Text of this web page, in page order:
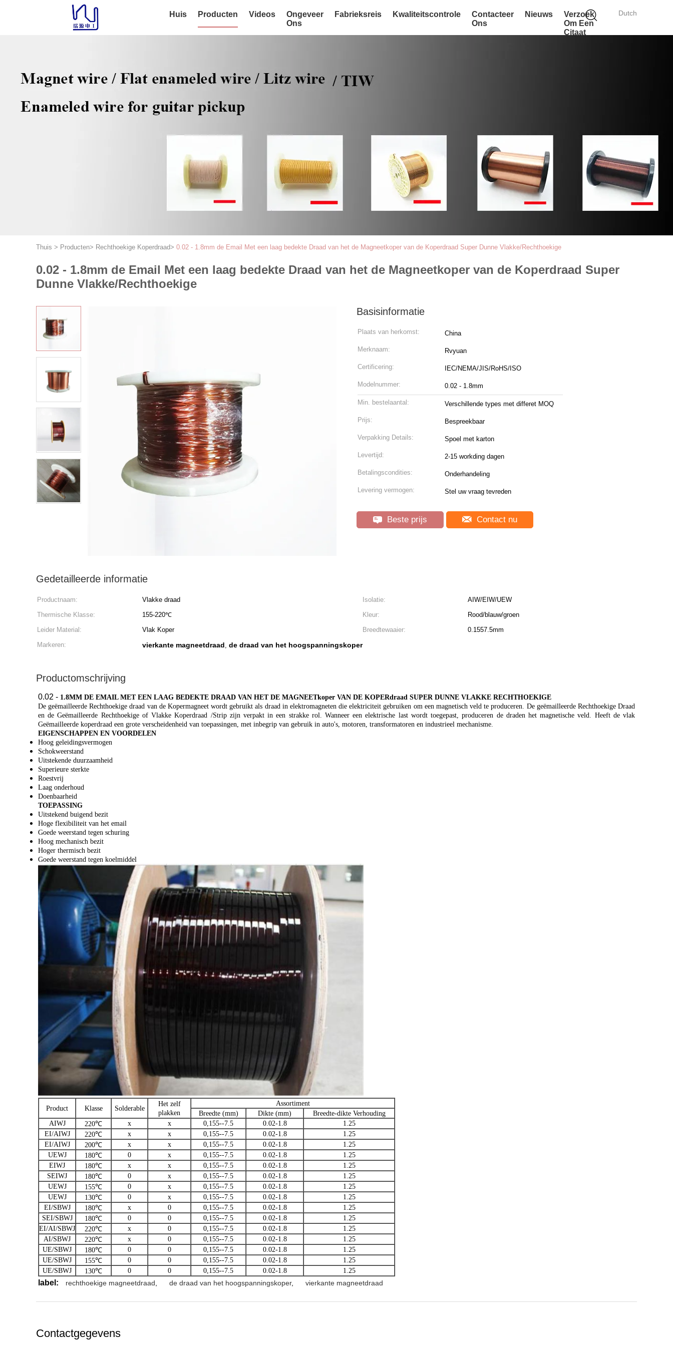
Dutch
Huis Producten Videos
Ongeveer
Ons
Fabrieksreis Kwaliteitscontrole
Contacteer
Ons
Nieuws
Verzoek
Om Een
Citaat
Thuis > Producten> Rechthoekige Koperdraad> 0.02 - 1.8mm de Email Met een laag bedekte Draad van het de Magneetkoper van de Koperdraad Super Dunne Vlakke/Rechthoekige
0.02 - 1.8mm de Email Met een laag bedekte Draad van het de Magneetkoper van de Koperdraad Super
Dunne Vlakke/Rechthoekige
Basisinformatie
Plaats van herkomst: China
Merknaam: Rvyuan
Certificering: IEC/NEMA/JIS/RoHS/ISO
Modelnummer: 0.02 - 1.8mm
Min. bestelaantal: Verschillende types met differet MOQ
Prijs: Bespreekbaar
Verpakking Details: Spoel met karton
Levertijd: 2-15 workding dagen
Betalingscondities: Onderhandeling
Levering vermogen: Stel uw vraag tevreden
Beste prijs Contact nu
Gedetailleerde informatie
Productnaam: Vlakke draad Isolatie:
AIW/EIW/UEW
Thermische Klasse:
155-220℃ Kleur:
Rood/blauw/groen
Leider Material:
Vlak Koper Breedtewaaier:
0.1557.5mm
Markeren:
vierkante magneetdraad, de draad van het hoogspanningskoper
Productomschrijving
0.02 - 1.8MM DE EMAIL MET EEN LAAG BEDEKTE DRAAD VAN HET DE MAGNEETkoper VAN DE KOPERdraad SUPER DUNNE VLAKKE RECHTHOEKIGE
De geëmailleerde Rechthoekige draad van de Kopermagneet wordt gebruikt als draad in elektromagneten die elektriciteit gebruiken om een magnetisch veld te produceren. De geëmailleerde Rechthoekige Draad
en de Geëmailleerde Rechthoekige of Vlakke Koperdraad /Strip zijn verpakt in een strakke rol. Wanneer een elektrische last wordt toegepast, produceren de draden het magnetische veld. Heeft de vlak
Geëmailleerde koperdraad een grote verscheidenheid van toepassingen, met inbegrip van gebruik in auto's, motoren, transformatoren en industrieel mechanisme.
EIGENSCHAPPEN EN VOORDELEN
Hoog geleidingsvermogen
Schokweerstand
Uitstekende duurzaamheid
Superieure sterkte
Roestvrij
Laag onderhoud
Doenbaarheid
TOEPASSING
Uitstekend buigend bezit
Hoge flexibiliteit van het email
Goede weerstand tegen schuring
Hoog mechanisch bezit
Hoger thermisch bezit
Goede weerstand tegen koelmiddel
Product Klasse Solderable
Het zelf
plakken
Assortiment
Breedte (mm)
Dikte (mm)
Breedte-dikte Verhouding
AIWJ
220℃ x x 0,155--7.5 0.02-1.8
1.25
EI/AIWJ
220℃ x x 0,155--7.5 0.02-1.8
1.25
EI/AIWJ
200℃ x x 0,155--7.5 0.02-1.8
1.25
UEWJ
180℃ 0 x 0,155--7.5 0.02-1.8
1.25
EIWJ
180℃ x x 0,155--7.5 0.02-1.8
1.25
SEIWJ
180℃ 0 x 0,155--7.5 0.02-1.8
1.25
UEWJ
155℃ 0 x 0,155--7.5 0.02-1.8
1.25
UEWJ
130℃ 0 x 0,155--7.5 0.02-1.8
1.25
EI/SBWJ
180℃ x 0 0,155--7.5 0.02-1.8
1.25
SEI/SBWJ
180℃ 0 0 0,155--7.5 0.02-1.8
1.25
EI/AI/SBWJ
220℃ x 0 0,155--7.5 0.02-1.8
1.25
AI/SBWJ
220℃ x 0 0,155--7.5 0.02-1.8
1.25
UE/SBWJ
180℃ 0 0 0,155--7.5 0.02-1.8
1.25
UE/SBWJ
155℃ 0 0 0,155--7.5 0.02-1.8
1.25
UE/SBWJ
130℃ 0 0 0,155--7.5 0.02-1.8 1.25
label: rechthoekige magneetdraad de draad van het hoogspanningskoper, vierkante magneetdraad
Contactgegevens